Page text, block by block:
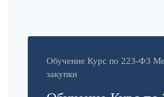
Обучение Курс по 223-ФЗ
закупки